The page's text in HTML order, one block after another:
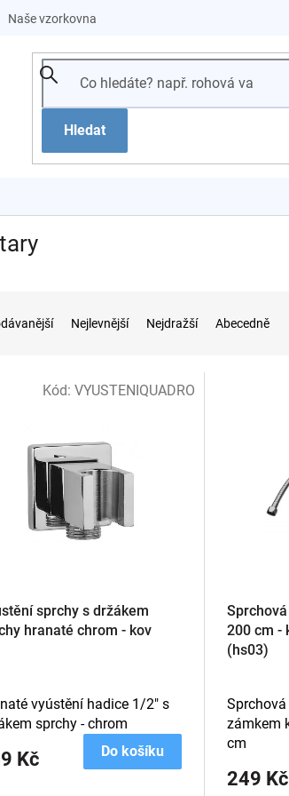
Naše vzorkovna
Hledat
Nejlevnější Nejdražší Abecedně
sprchy s držákem
hranaté chrom - kov
Kč Do košíku
vyústění hadice 1/2" s
sprchy - chrom
Kód: VYUSTENIQUADRO
200 cm -
(hs03)
249 Kč
zámkem
cm